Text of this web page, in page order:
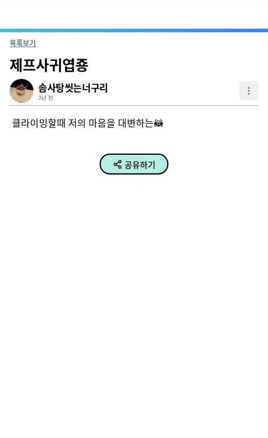
목록보기
제프사귀엽죵
솜사탕씻는너구리
3년 전
클라이밍할때 저의 마음을 대변하는🦝
공유하기